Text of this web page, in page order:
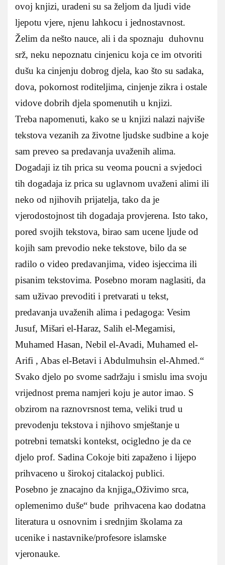
ovoj knjizi, uradeni su sa željom da ljudi vide
ljepotu vjere, njenu lahkocu i jednostavnost.
Želim da nešto nauce, ali i da spoznaju duhovnu
srž, neku nepoznatu cinjenicu koja ce im otvoriti
dušu ka cinjenju dobrog djela, kao što su sadaka,
dova, pokornost roditeljima, cinjenje zikra i ostale
vidove dobrih djela spomenutih u knjizi.
Treba napomenuti, kako se u knjizi nalazi najviše
tekstova vezanih za životne ljudske sudbine a koje
sam preveo sa predavanja uvaženih alima.
Dogadaji iz tih prica su veoma poucni a svjedoci
tih dogadaja iz prica su uglavnom uvaženi alimi ili
neko od njihovih prijatelja, tako da je
vjerodostojnost tih dogadaja provjerena. Isto tako,
pored svojih tekstova, birao sam ucene ljude od
kojih sam prevodio neke tekstove, bilo da se
radilo o video predavanjima, video isjeccima ili
pisanim tekstovima. Posebno moram naglasiti, da
sam uživao prevoditi i pretvarati u tekst,
predavanja uvaženih alima i pedagoga: Vesim
Jusuf, Mišari el-Haraz, Salih el-Megamisi,
Muhamed Hasan, Nebil el-Avadi, Muhamed el-
Arifi , Abas el-Betavi i Abdulmuhsin el-Ahmed.“
Svako djelo po svome sadržaju i smislu ima svoju
vrijednost prema namjeri koju je autor imao. S
obzirom na raznovrsnost tema, veliki trud u
prevodenju tekstova i njihovo smještanje u
potrebni tematski kontekst, ocigledno je da ce
djelo prof. Sadina Cokoje biti zapaženo i lijepo
prihvaceno u širokoj citalackoj publici.
Posebno je znacajno da knjiga„Oživimo srca,
oplemenimo duše“ bude prihvacena kao dodatna
literatura u osnovnim i srednjim školama za
ucenike i nastavnike/profesore islamske
vjeronauke.